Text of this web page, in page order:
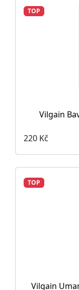
TOP
Vilgain
220 Kč
TOP
Vilgain